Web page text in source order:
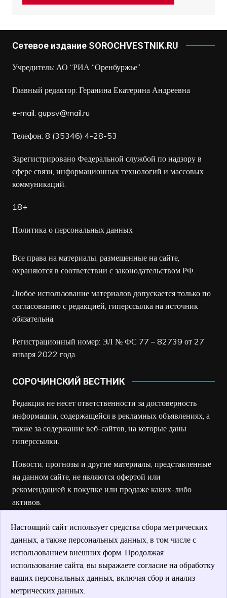
Сетевое издание SOROCHVESTNIK.RU
Учредитель: АО “РИА “Оренбуржье”
Главный редактор: Геранина Екатерина Андреевна
e-mail: gupsv@mail.ru
Телефон: 8 (35346) 4-28-53
Зарегистрировано Федеральной службой по надзору в
сфере связи, информационных технологий и массовых
коммуникаций.
18+
Политика о персональных данных
Все права на материалы, размещенные на сайте,
охраняются в соответствии с законодательством РФ.
Любое использование материалов допускается только по
согласованию с редакцией, гиперссылка на источник
обязательна.
Регистрационный номер: ЭЛ № ФС 77 – 82739 от 27
января 2022 года.
СОРОЧИНСКИЙ ВЕСТНИК
Редакция не несет ответственности за достоверность
информации, содержащейся в рекламных объявлениях, а
также за содержание веб-сайтов, на которые даны
гиперссылки.
Новости, прогнозы и другие материалы, представленные
на данном сайте, не являются офертой или
рекомендацией к покупке или продаже каких-либо
активов.
Настоящий сайт использует средства сбора метрических
данных, а также персональных данных, в том числе с
использованием внешних форм. Продолжая
использование сайта, вы выражаете согласие на обработку
ваших персональных данных, включая сбор и анализ
метрических данных.